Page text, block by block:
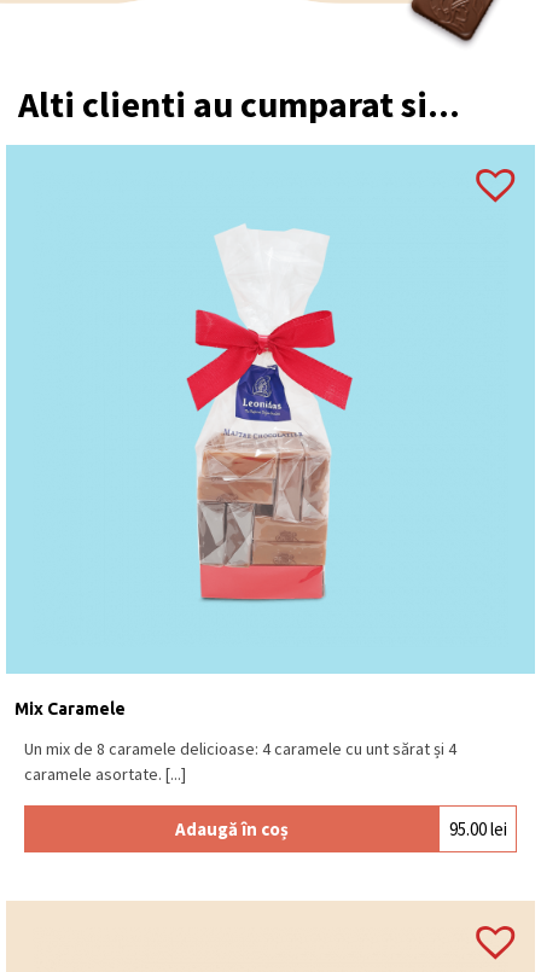
Alti clienti au cumparat si...
Mix Caramele
Un mix de 8 caramele delicioase: 4 caramele cu unt sărat și 4
caramele asortate. [...]
Adaugă în coș 95.00lei